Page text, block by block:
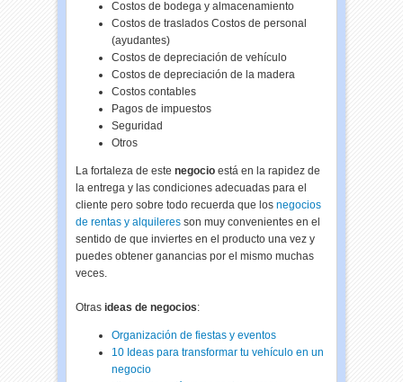
Costos de bodega y almacenamiento
Costos de traslados Costos de personal
(ayudantes)
Costos de depreciación de vehículo
Costos de depreciación de la madera
Costos contables
Pagos de impuestos
Seguridad
Otros
La fortaleza de estenegocio está en la rapidez de
la entrega y las condiciones adecuadas para el
cliente pero sobre todo recuerda que losnegocios
de rentas y alquileres son muy convenientes en el
sentido de que inviertes en el producto una vez y
puedes obtener ganancias por el mismo muchas
veces.
Otrasideas de negocios:
Organización de fiestas y eventos
10 Ideas para transformar tu vehículo en un
negocio